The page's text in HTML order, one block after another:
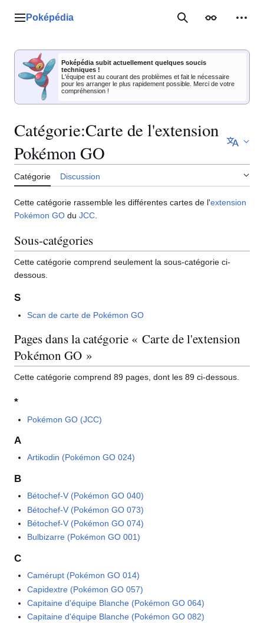
Menu principal
Poképédia RechercherApparence
Poképédia subit actuellement quelques soucis
techniques !
L'équipe est au courant des problèmes et fait le nécessaire
pour les arranger le plus rapidement possible. Merci de votre
compréhension !
Catégorie:Carte de l'extension
Pokémon GO
Catégorie Discussion
Cette catégorie rassemble les différentes cartes de l'extension
Pokémon GO du JCC
Sous-catégories
Cette catégorie comprend seulement la sous-catégorie ci-
dessous.
S
Scan de carte de Pokémon GO
Pages dans la catégorie « Carte de l'extension
Pokémon GO »
Cette catégorie comprend 89 pages, dont les 89 ci-dessous.
*
Pokémon GO (JCC)
A
Artikodin (Pokémon GO 024)
B
Bétochef-V (Pokémon GO 040)
Bétochef-V (Pokémon GO 073)
Bétochef-V (Pokémon GO 074)
Bulbizarre (Pokémon GO 001)
C
Camérupt (Pokémon GO 014)
Capidextre (Pokémon GO 057)
Capitaine d'équipe Blanche (Pokémon GO 064)
Capitaine d'équipe Blanche (Pokémon GO 082)